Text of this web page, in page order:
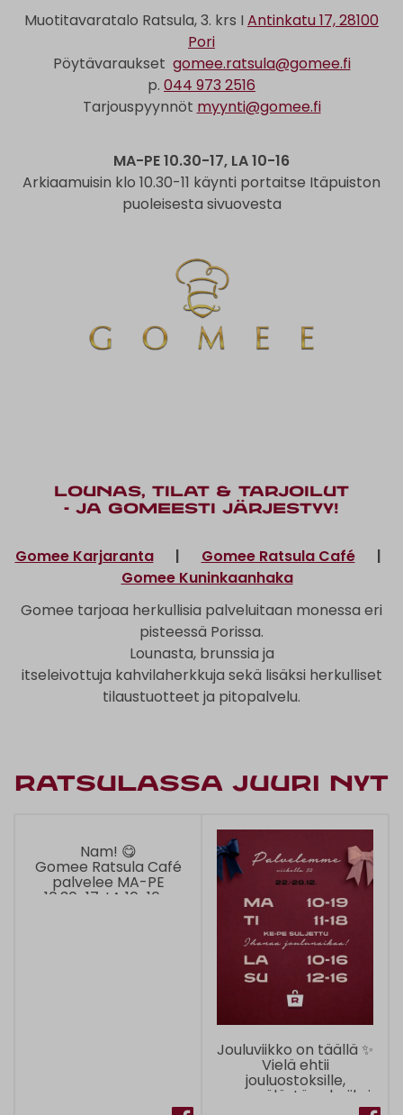
Muotitavaratalo Ratsula, 3. krs I Antinkatu 17, 28100
Pori
Pöytävaraukset gomee.ratsula@gomee.fi
p. 044 973 2516
Tarjouspyynnöt myynti@gomee.fi
MA-PE 10.30-17, LA 10-16
Arkiaamuisin klo 10.30-11 käynti portaitse Itäpuiston
puoleisesta sivuovesta
Lounas, tilat & tarjoilut
- ja gomeesti järjestyy!
Gomee Karjaranta| Gomee Ratsula Café|
Gomee Kuninkaanhaka
Gomee tarjoaa herkullisia palveluitaan monessa eri
pisteessä Porissa.
Lounasta, brunssia ja
itseleivottuja kahvilaherkkuja sekä lisäksi herkulliset
tilaustuotteet ja pitopalvelu.
Ratsulassa juuri nyt
Nam! 😋
Gomee Ratsula Café
palvelee MA-PE
10.30-17, LA 10-16 ♥️
Jouluviikko on täällä ✨
Vielä ehtii
jouluostoksille,
myymälästä valmiiksi